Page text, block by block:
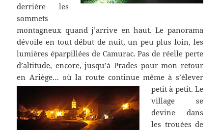
derrière les
sommets
montagneux quand j’arrive en haut. Le panorama
dévoile en tout début de nuit, un peu plus loin, les
lumières éparpillées de Camurac. Pas de réelle perte
d’altitude, encore, jusqu’à Prades pour mon retour
en Ariège… où la route continue même à s’élever
petit à petit. Le
village se
devine dans
les trouées de